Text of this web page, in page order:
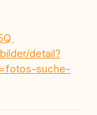
detail?
suche-